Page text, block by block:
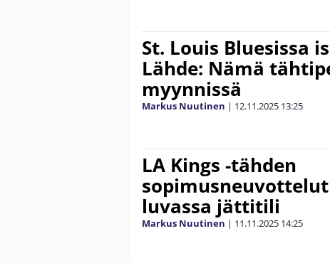
St. Louis Bluesissa
Lähde: Nämä
myynnissä
Markus Nuutinen | 12.11.2025 13:25
LA Kings -tähden
luvassa jättitili
Markus Nuutinen | 11.11.2025 14:25